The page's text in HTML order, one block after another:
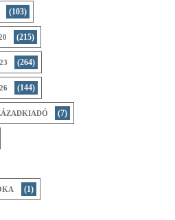
(103)
(215)
(264)
(144)
(7)
(1)